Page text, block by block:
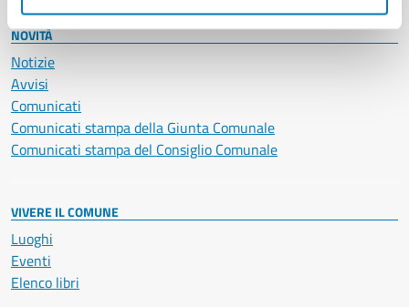
NOVITÀ
Notizie
Avvisi
Comunicati
Comunicati stampa della Giunta Comunale
Comunicati stampa del Consiglio Comunale
VIVERE IL COMUNE
Luoghi
Eventi
Elenco libri